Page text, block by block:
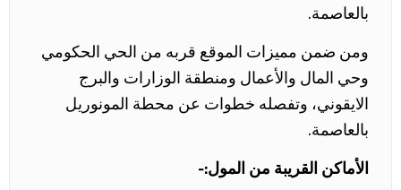
بالعاصمة.
ومن ضمن مميزات الموقع قربه من الحي الحكومي
وحي المال والأعمال ومنطقة الوزارات والبرج
الايقوني، وتفصله خطوات عن محطة المونوريل
بالعاصمة.
الأماكن القريبة من المول:-